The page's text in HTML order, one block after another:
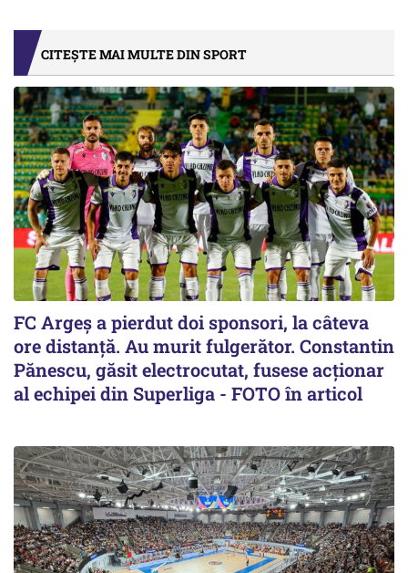
CITEȘTE MAI MULTE DIN SPORT
FC Argeș a pierdut doi sponsori, la câteva
ore distanță. Au murit fulgerător. Constantin
Pănescu, găsit electrocutat, fusese acționar
al echipei din Superliga - FOTO în articol